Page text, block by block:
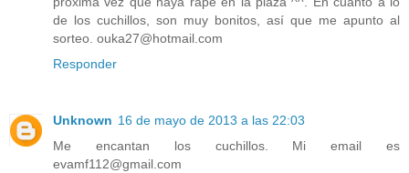
de los cuchillos, son muy bonitos, así que me apunto al
sorteo. ouka27@hotmail.com
Responder
Unknown 16 de mayo de 2013 a las 22:03
Me encantan los cuchillos. Mi email es
evamf112@gmail.com